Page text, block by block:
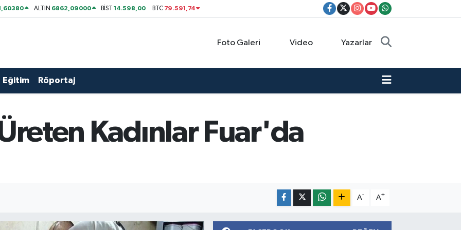
ALTIN 6862,09000 BİST14.598,00 BTC 79.591,74
Foto Galeri Video Yazarlar
Eğitim Röportaj
Kadınlar Fuar'da
A- A+